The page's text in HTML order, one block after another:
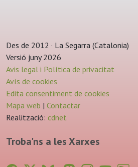
Des de 2012 · La Segarra (Catalonia)
Versió juny 2026
Avis legal i Política de privacitat
Avís de cookies
Edita consentiment de cookies
Mapa web | Contactar
Realització: cdnet
Troba'ns a les Xarxes